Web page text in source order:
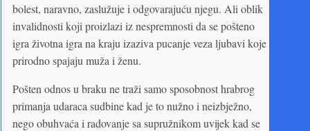
bolest, naravno, zaslužuje i odgovarajuću njegu. Ali oblik
invalidnosti koji proizlazi iz nespremnosti da se pošteno
igra životna igra na kraju izaziva pucanje veza ljubavi koje
prirodno spajaju muža i ženu.
Pošten odnos u braku ne traži samo sposobnost hrabrog
primanja udaraca sudbine kad je to nužno i neizbježno,
nego obuhvaća i radovanje sa supružnikom uvijek kad se